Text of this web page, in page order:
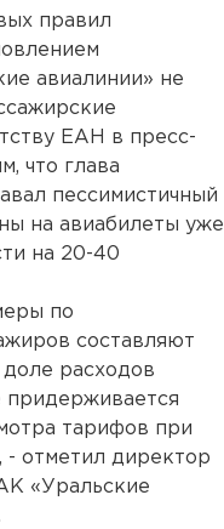
правил
авиалинии» не
ЕАН в пресс-
что глава
пессимистичный
на авиабилеты уже
на 20-40
по
составляют
расходов
придерживается
тарифов при
- отметил директор
«Уральские